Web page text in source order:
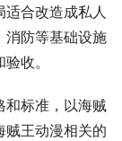
合改造成私人
消防等基础设施
收。
和标准，以海贼
贼王动漫相关的